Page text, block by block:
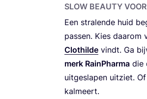
SLOW BEAU­TY
Een stra­len­de huid
pas­sen. Kies daar­om
Clot­hil­de vindt. Ga
merk RainP­har­ma die
uit­ge­sla­pen uit­ziet.
kalmeert.